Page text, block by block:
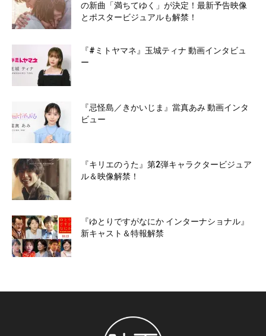
の新曲「満ちてゆく」が決定！最新予告映像
とポスタービジュアルも解禁！
『#ミトヤマネ』玉城ティナ 動画インタビュ
ー
『忌怪島／きかいじま』當真あみ 動画インタ
ビュー
『キリエのうた』第2弾キャラクタービジュア
ル＆映像解禁！
『ゆとりですがなにか インターナショナル』
新キャスト＆特報解禁